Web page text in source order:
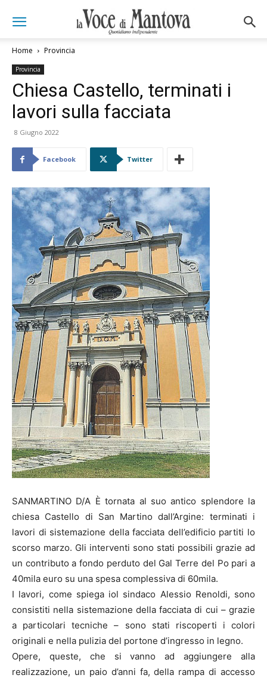
Home Provincia
Provincia
Chiesa Castello, terminati i
lavori sulla facciata
8 Giugno 2022
Facebook Twitter
SANMARTINO D/A È tornata al suo antico splendore la
chiesa Castello di San Martino dall’Argine: terminati i
lavori di sistemazione della facciata dell’edificio partiti lo
scorso marzo. Gli interventi sono stati possibili grazie ad
un contributo a fondo perduto del Gal Terre del Po pari a
40mila euro su una spesa complessiva di 60mila.
I lavori, come spiega iol sindaco Alessio Renoldi, sono
consistiti nella sistemazione della facciata di cui – grazie
a particolari tecniche – sono stati riscoperti i colori
originali e nella pulizia del portone d’ingresso in legno.
Opere, queste, che si vanno ad aggiungere alla
realizzazione, un paio d’anni fa, della rampa di accesso